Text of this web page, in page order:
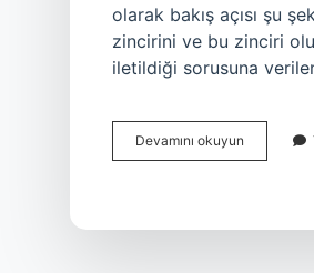
olarak bakış açısı şu
zincirini ve bu zinciri
iletildiği sorusuna
Devamını okuyun
Ve